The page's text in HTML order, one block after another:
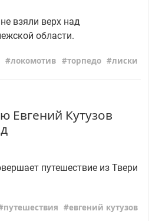
взяли верх над
области.
локомотив торпедо лиски
Евгений Кутузов
путешествие из Твери
путешествия евгений кутузов